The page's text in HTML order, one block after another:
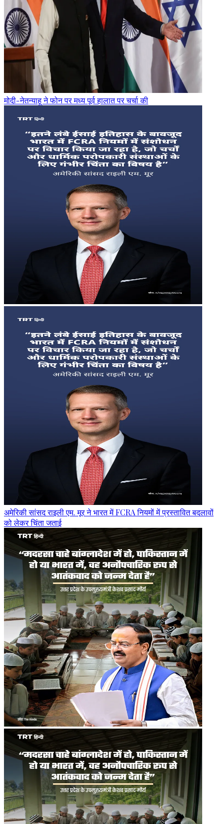
मोदी-नेतन्याहू ने फोन पर मध्य पूर्व हालात पर चर्चा की
अमेरिकी सांसद राइली एम. मूर ने भारत में FCRA नियमों में प्रस्तावित बदलावों
को लेकर चिंता जताई